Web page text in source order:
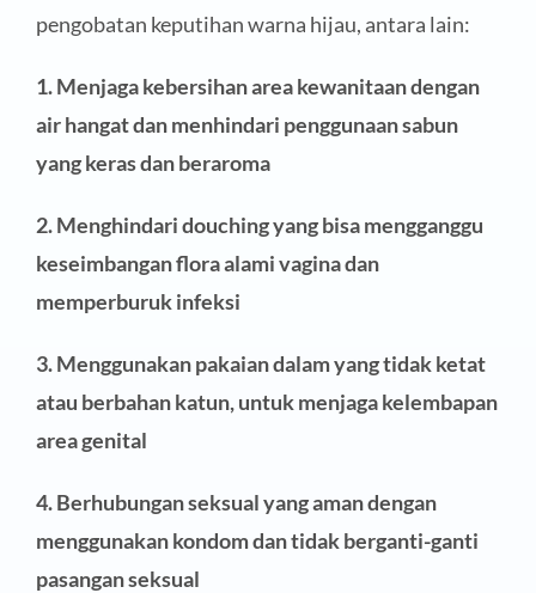
pengobatan keputihan warna hijau, antara lain:
1. Menjaga kebersihan area kewanitaan dengan
air hangat dan menhindari penggunaan sabun
yang keras dan beraroma
2. Menghindari douching yang bisa mengganggu
keseimbangan flora alami vagina dan
memperburuk infeksi
3. Menggunakan pakaian dalam yang tidak ketat
atau berbahan katun, untuk menjaga kelembapan
area genital
4. Berhubungan seksual yang aman dengan
menggunakan kondom dan tidak berganti-ganti
pasangan seksual